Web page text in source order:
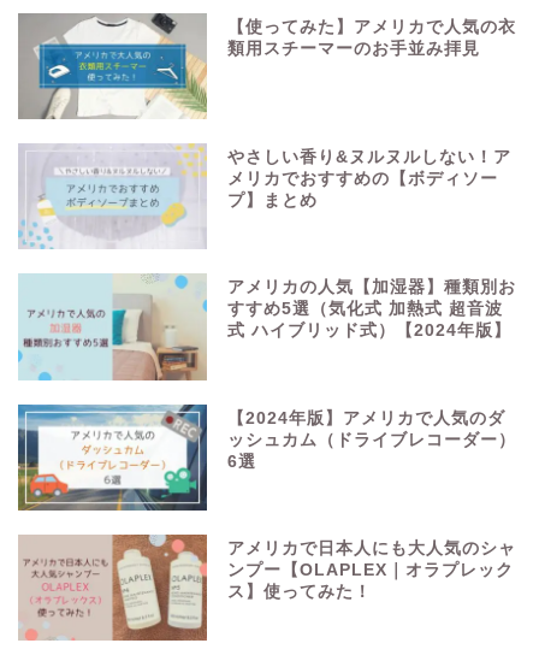
【使ってみた】アメリカで人気の衣
類用スチーマーのお手並み拝見
やさしい香り&ヌルヌルしない！ア
メリカでおすすめの【ボディソー
プ】まとめ
アメリカの人気【加湿器】種類別お
すすめ5選（気化式 加熱式 超音波
式 ハイブリッド式）【2024年版】
【2024年版】アメリカで人気のダ
ッシュカム（ドライブレコーダー）
6選
アメリカで日本人にも大人気のシャ
ンプー【OLAPLEX｜オラプレック
ス】使ってみた！